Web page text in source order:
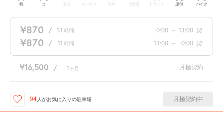
軽 コ 中型 ボックス SUV 大型車 トラック 原付 バイク
¥870 / 13 時間 0:00 ～ 13:00 契
¥870 / 11 時間 13:00 ～ 0:00 契
¥16,500 / 1 ヶ月 月極契約
94 人がお気に入りの駐車場 月極契約中